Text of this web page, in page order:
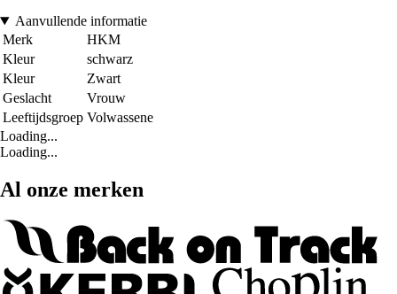
Aanvullende informatie
Merk
HKM
Kleur
schwarz
Kleur
Zwart
Geslacht
Vrouw
Leeftijdsgroep Volwassene
Loading...
Loading...
Al onze merken